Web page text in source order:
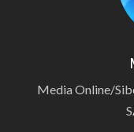
Media Online/